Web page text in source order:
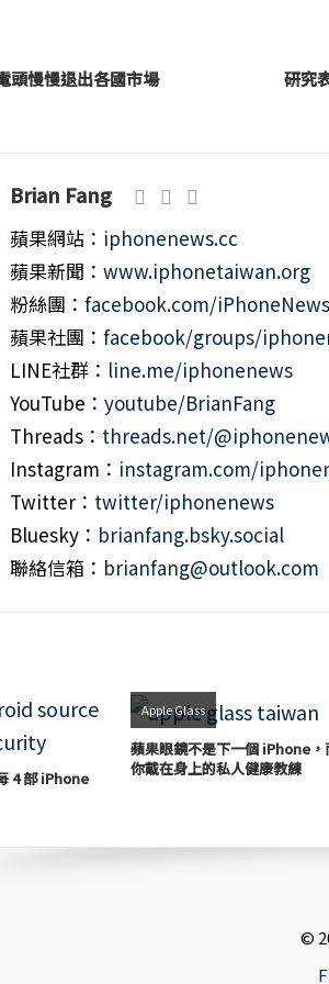
頭慢慢退出各國市場
研究
Brian Fang
蘋果網站： iphonenews.cc
蘋果新聞： www.iphonetaiwan.org
粉絲團： facebook.com/iPhoneNews
蘋果社團： facebook/groups/
LINE社群： line.me/iphonenews
YouTube： youtube/BrianFang
Threads： threads.net/
Instagram： instagram.com/
Twitter： twitter/iphonenews
Bluesky： brianfang.bsky.social
聯絡信箱： brianfang@outlook.com
4 部 iPhone
Apple Glass
蘋果眼鏡不是下一個 iPhone，
你戴在身上的私人健康教練
©